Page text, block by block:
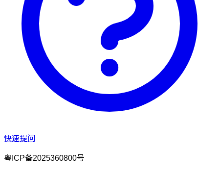
快速提问
粤ICP备2025360800号